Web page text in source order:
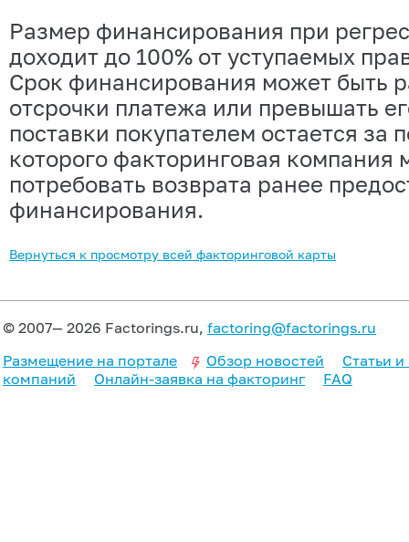
Размер финансирования при
доходит до 100% от уступаемых
Срок финансирования может быть
отсрочки платежа или превышать
поставки покупателем остается за
которого факторинговая компания
потребовать возврата ранее
финансирования.
Вернуться к просмотру всей факторинговой карты
© 2007— 2026 Factorings.ru, factoring@factorings.ru
Размещение на портале
Обзор новостей
Статьи
компаний
Онлайн-заявка на факторинг FAQ